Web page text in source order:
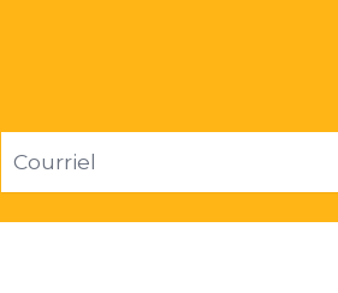
Email
Address